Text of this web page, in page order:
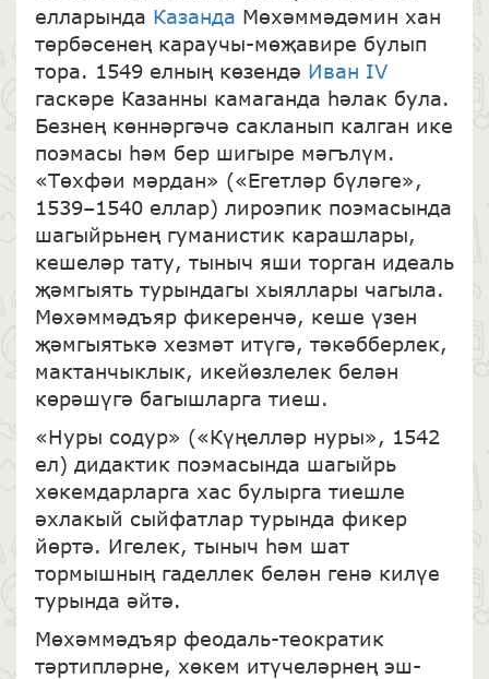
елларында Казанда Мөхәммәдәмин хан
төрбәсенең караучы-мөҗавире булып
тора. 1549 елның көзендә Иван IV
гаскәре Казанны камаганда һәлак була.
Безнең көннәргәчә сакланып калган ике
поэмасы һәм бер шигыре мәгълүм.
«Төхфәи мәрдан» («Егетләр бүләге»,
1539–1540 еллар) лироэпик поэмасында
шагыйрьнең гуманистик карашлары,
кешеләр тату, тыныч яши торган идеаль
җәмгыять турындагы хыяллары чагыла.
Мөхәммәдъяр фикеренчә, кеше үзен
җәмгыятькә хезмәт итүгә, тәкәбберлек,
мактанчыклык, икейөзлелек белән
көрәшүгә багышларга тиеш.
«Нуры содур» («Күңелләр нуры», 1542
ел) дидактик поэмасында шагыйрь
хөкемдарларга хас булырга тиешле
әхлакый сыйфатлар турында фикер
йөртә. Игелек, тыныч һәм шат
тормышның гаделлек белән генә килүе
турында әйтә.
Мөхәммәдъяр феодаль-теократик
тәртипләрне, хөкем итүчеләрнең эш-